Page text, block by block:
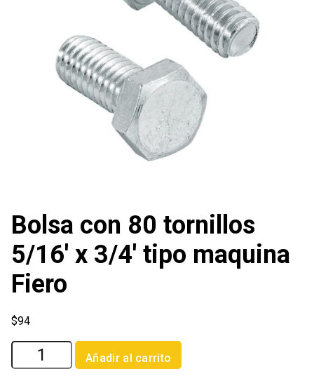
Bolsa con 80 tornillos
5/16′ x 3/4′ tipo maquina
Fiero
$94
Bolsa
con
Añadir al carrito